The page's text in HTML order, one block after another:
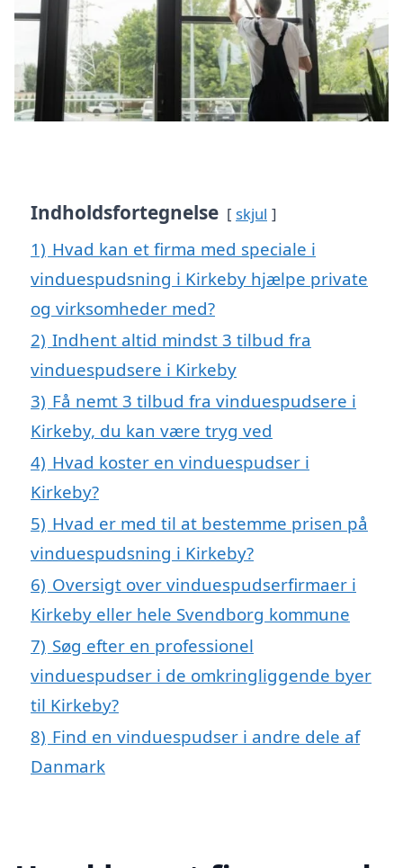
Indholdsfortegnelse skjul
1) Hvad kan et firma med speciale i
vinduespudsning i Kirkeby hjælpe private
og virksomheder med?
2) Indhent altid mindst 3 tilbud fra
vinduespudsere i Kirkeby
3) Få nemt 3 tilbud fra vinduespudsere i
Kirkeby, du kan være tryg ved
4) Hvad koster en vinduespudser i
Kirkeby?
5) Hvad er med til at bestemme prisen på
vinduespudsning i Kirkeby?
6) Oversigt over vinduespudserfirmaer i
Kirkeby eller hele Svendborg kommune
7) Søg efter en professionel
vinduespudser i de omkringliggende byer
til Kirkeby?
8) Find en vinduespudser i andre dele af
Danmark